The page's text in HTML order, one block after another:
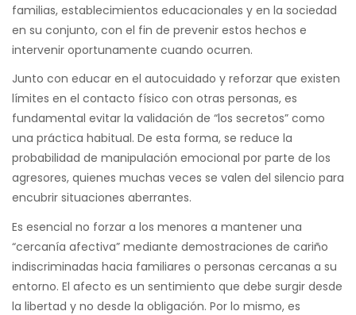
familias, establecimientos educacionales y en la sociedad
en su conjunto, con el fin de prevenir estos hechos e
intervenir oportunamente cuando ocurren.
Junto con educar en el autocuidado y reforzar que existen
límites en el contacto físico con otras personas, es
fundamental evitar la validación de “los secretos” como
una práctica habitual. De esta forma, se reduce la
probabilidad de manipulación emocional por parte de los
agresores, quienes muchas veces se valen del silencio para
encubrir situaciones aberrantes.
Es esencial no forzar a los menores a mantener una
“cercanía afectiva” mediante demostraciones de cariño
indiscriminadas hacia familiares o personas cercanas a su
entorno. El afecto es un sentimiento que debe surgir desde
la libertad y no desde la obligación. Por lo mismo, es